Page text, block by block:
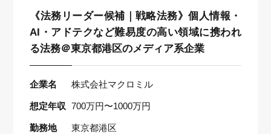
《法務リーダー候補｜戦略法務》個人情報・
AI・アドテクなど難易度の高い領域に携われ
る法務＠東京都港区のメディア系企業
企業名 株式会社マクロミル
想定年収 700万円〜1000万円
勤務地 東京都港区